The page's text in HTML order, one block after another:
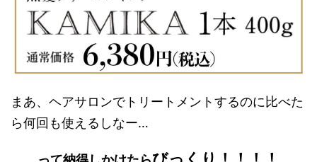
まあ、ヘアサロンでトリートメントするのに比べた
ら何回も使えるしなー…